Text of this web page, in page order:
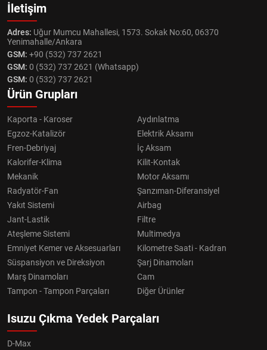
İletişim
Adres: Uğur Mumcu Mahallesi, 1573. Sokak No:60, 06370
Yenimahalle/Ankara
GSM: +90 (532) 737 2621
GSM: 0 (532) 737 2621 (Whatsapp)
GSM: 0 (532) 737 2621
Ürün Grupları
Kaporta - Karoser
Aydınlatma
Egzoz-Katalizör
Elektrik Aksamı
Fren-Debriyaj
İç Aksam
Kalorifer-Klima
Kilit-Kontak
Mekanik
Motor Aksamı
Radyatör-Fan
Şanzıman-Diferansiyel
Yakıt Sistemi
Airbag
Jant-Lastik
Filtre
Ateşleme Sistemi
Multimedya
Emniyet Kemer ve Aksesuarları
Kilometre Saati - Kadran
Süspansiyon ve Direksiyon
Şarj Dinamoları
Marş Dinamoları
Cam
Tampon - Tampon Parçaları
Diğer Ürünler
Isuzu Çıkma Yedek Parçaları
D-Max